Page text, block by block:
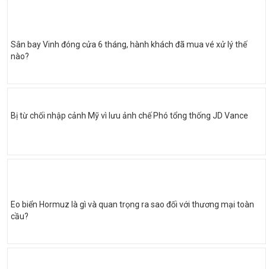
Sân bay Vinh đóng cửa 6 tháng, hành khách đã mua vé xử lý thế
nào?
Bị từ chối nhập cảnh Mỹ vì lưu ảnh chế Phó tổng thống JD Vance
Eo biển Hormuz là gì và quan trọng ra sao đối với thương mại toàn
cầu?